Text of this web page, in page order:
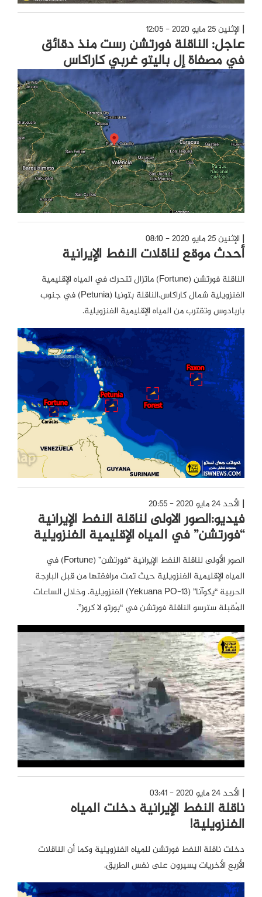
الإثنين 25 مايو 2020 - 12:05
عاجل: الناقلة فورتشن رست منذ دقائق
في مصفاة إل باليتو غربي كاراكاس
الإثنين 25 مايو 2020 - 08:10
أحدث موقع لناقلات النفط الإيرانية
الناقلة فورتشن (Fortune) ماتزال تتحرك في المياه الإقليمية
الفنزويلية شمال كاراكاس.الناقلة بتونيا (Petunia) في جنوب
باربادوس وتقترب من المياه الإقليمية الفنزويلية.
الأحد 24 مايو 2020 - 20:55
فيديو:الصور الاولى لناقلة النفط الإيرانية
“فورتشن” في المياه الإقليمية الفنزويلية
الصور الأولى لناقلة النفط الإيرانية “فورتشن” (Fortune) في
المياه الإقليمية الفنزويلية حيث تمت مرافقتها من قبل البارجة
الحربية “يكوآنا” (Yekuana PO-13) الفنزويلية. وخلال الساعات
المُقبلة سترسو الناقلة فورتشن في “بورتو لا كروز”.
الأحد 24 مايو 2020 - 03:41
ناقلة النفط الإيرانية دخلت المياه
الفنزويلية!
دخلت ناقلة النفط فورتشن للمياه الفنزويلية وكما أن الناقلات
الأربع الأخريات يسيرون على نفس الطريق.